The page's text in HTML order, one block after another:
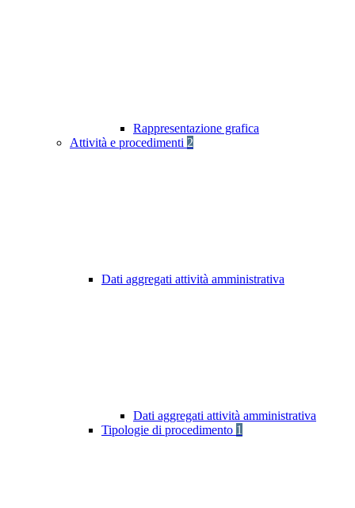
Rappresentazione grafica
Attività e procedimenti 2
Dati aggregati attività amministrativa
Dati aggregati attività amministrativa
Tipologie di procedimento 1